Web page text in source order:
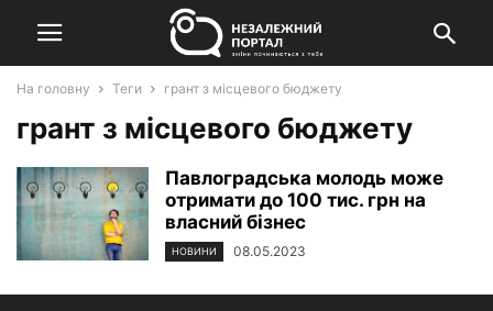
На головну Теги грант з місцевого бюджету
грант з місцевого бюджету
Павлоградська молодь може
отримати до 100 тис. грн на
власний бізнес
НОВИНИ 08.05.2023